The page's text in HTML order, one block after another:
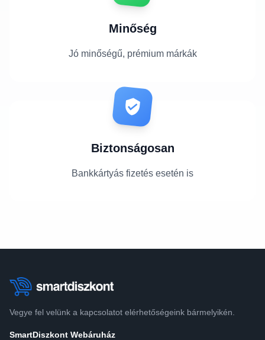
Minőség
Jó minőségű, prémium márkák
Biztonságosan
Bankkártyás fizetés esetén is
Vegye fel velünk a kapcsolatot elérhetőségeink bármelyikén.
SmartDiszkont Webáruház